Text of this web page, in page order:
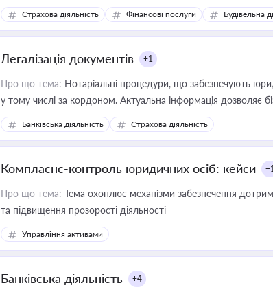
медійних змін у цій сфері корисне для власника бізнесу,
приватизації, оренди державного майна, корпоративних угод
Страхова діяльність Фінансові послуги Будівельна
Легалізація документів +1
Про що тема: Нотаріальні процедури, що забезпечують
у тому числі за кордоном. Актуальна інформація дозволяє
ризиків недійсності та забезпечувати їх належне
Банківська діяльність Страхова діяльність
Комплаєнс-контроль юридичних осіб: кейси
Про що тема: Тема охоплює механізми забезпечення
та підвищення прозорості діяльності
Управління активами
Банківська діяльність +4